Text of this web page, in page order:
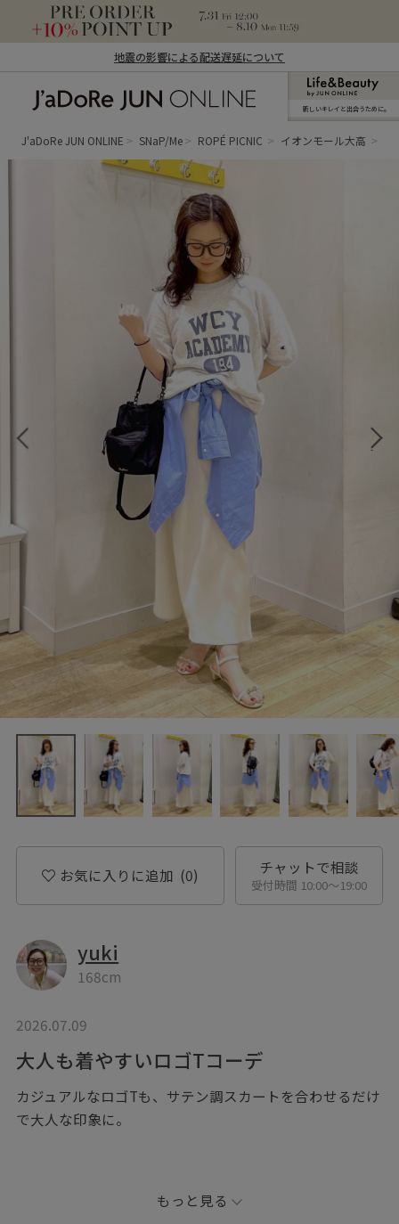
地震の影響による配送遅延について
ン オンライン）
新しいキレイと出合うために。
J'aDoRe JUN ONLINE SNaP/Me ROPÉ PICNIC イオンモール大高
お気に入りに追加 (0) チャットで相談
受付時間 10:00〜19:00
yuki
168cm
2026.07.09
大人も着やすいロゴTコーデ
カジュアルなロゴTも、サテン調スカートを合わせるだけ
で大人な印象に。
バーにも冷房対策にも◎
もっと見る